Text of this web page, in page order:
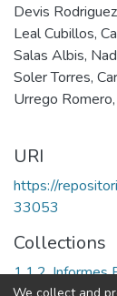
Devis
Leal Cubillos,
Salas Albis,
Soler Torres,
Urrego
URI
https://
33053
Collections
1.1.2. Informes